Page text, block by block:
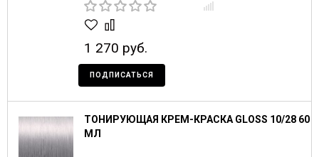
1 270 руб.
ПОДПИСАТЬСЯ
ТОНИРУЮЩАЯ КРЕМ-КРАСКА GLOSS 10/28 60
МЛ